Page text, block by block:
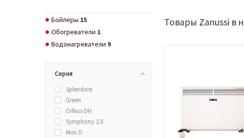
Бойлеры 15
Обогреватели 1
Водонагреватели 9
Серия
Splendore
Green
Orfeus DH
Symphony 2.0
Mini O
Товары Zanussi в